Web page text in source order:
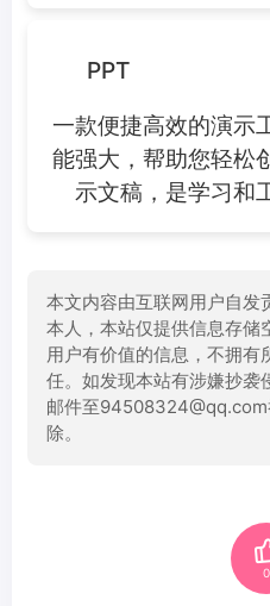
PPT
一款便捷高效的演示
能强大，帮助您轻松
示文稿，是学习和
本文内容由互联网用户自发
本人，本站仅提供信息存储
用户有价值的信息，不拥有
任。如发现本站有涉嫌抄袭
邮件至
除。
0